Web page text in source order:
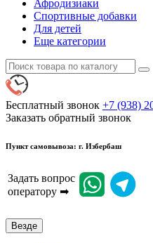
Афродизиаки
Спортивные добавки
Для детей
Еще категории
Бесплатный звонок +7 (938)
Заказать обратный звонок
Пункт самовывоза: г. Избербаш
Задать вопрос
оператору ➡
Везде